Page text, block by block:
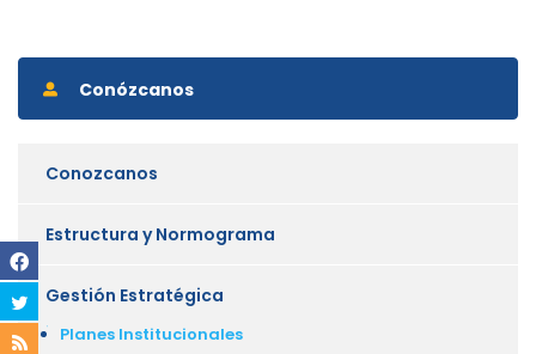
Conózcanos
Conozcanos
Estructura y Normograma
Gestión Estratégica
Planes Institucionales